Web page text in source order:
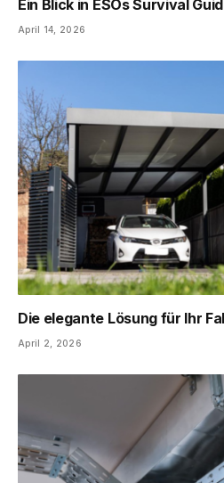
Ein Blick in ESOs Survival
April 14, 2026
Die elegante Lösung für Ihr
April 2, 2026